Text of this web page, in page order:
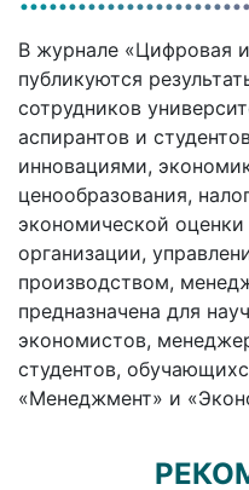
В журнале «Цифровая
публикуются
сотрудников
аспирантов и
инновациями,
ценообразования,
экономической
организации,
производством,
предназначена для
экономистов,
студентов,
«Менеджмент» и